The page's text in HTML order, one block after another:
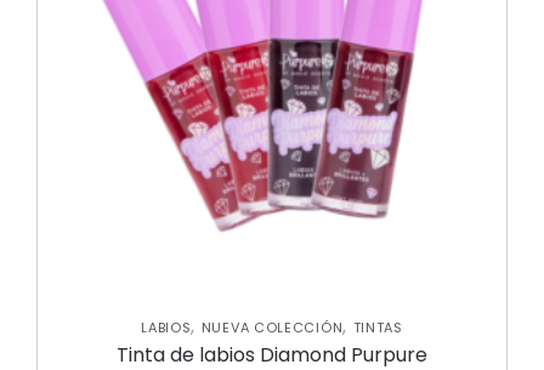
LABIOS, NUEVA COLECCIÓN, TINTAS
Tinta de labios Diamond Purpure